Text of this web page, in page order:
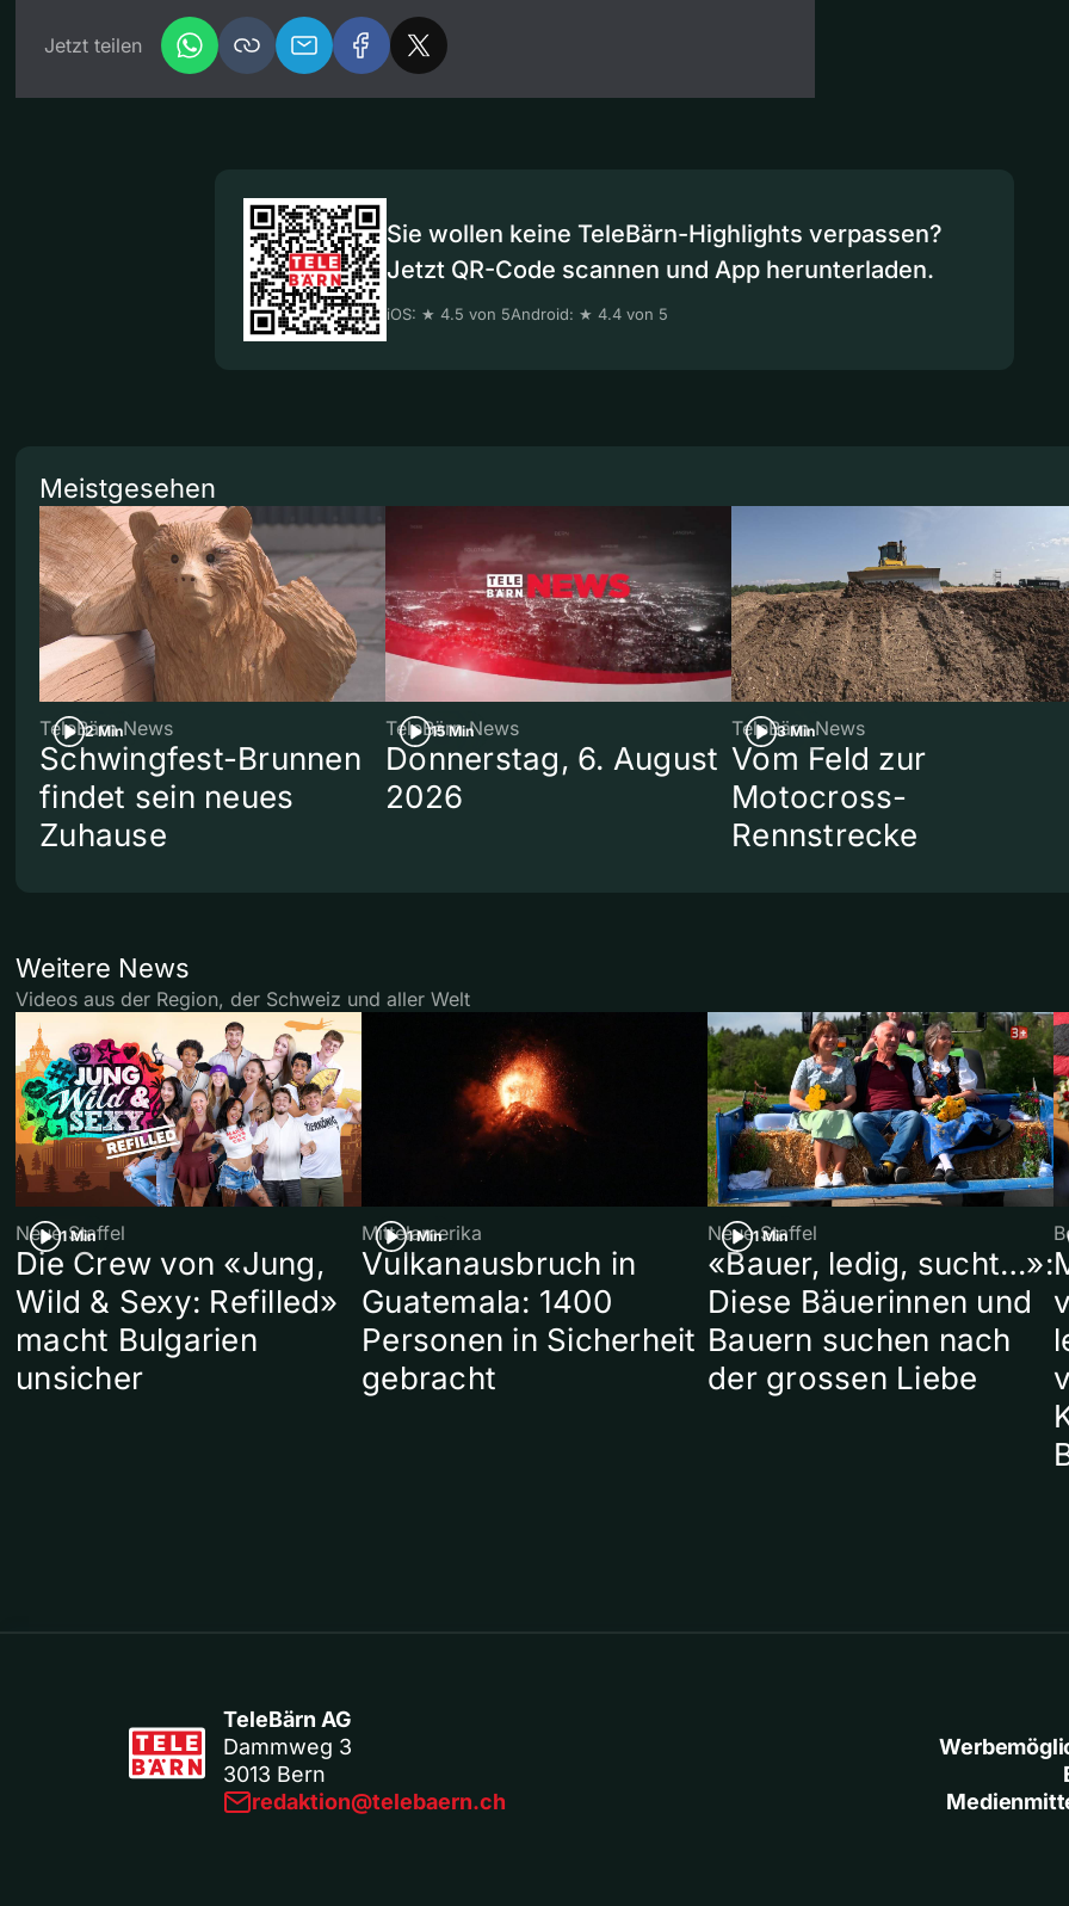
Jetzt teilen
Sie wollen keine TeleBärn-Highlights verpassen?
Jetzt QR-Code scannen und App herunterladen.
iOS: ★ 4.5 von 5Android: ★ 4.4 von 5
Meistgesehen
2 Min
TeleBärn News
Schwingfest-Brunnen
findet sein neues
Zuhause
15 Min
TeleBärn News
Donnerstag, 6. August
2026
3 Min
TeleBärn News
Vom Feld zur
Motocross-
Rennstrecke
Weitere News
Videos aus der Region, der Schweiz und aller Welt
1 Min
Neue Staffel
Die Crew von «Jung,
Wild & Sexy: Refilled»
macht Bulgarien
unsicher
1 Min
Mittelamerika
Vulkanausbruch in
Guatemala: 1400
Personen in Sicherheit
gebracht
1 Min
Neue Staffel
«Bauer, ledig, sucht…»:
Diese Bäuerinnen und
Bauern suchen nach
der grossen Liebe
TeleBärn AG
Dammweg 3
3013 Bern
redaktion@telebaern.ch